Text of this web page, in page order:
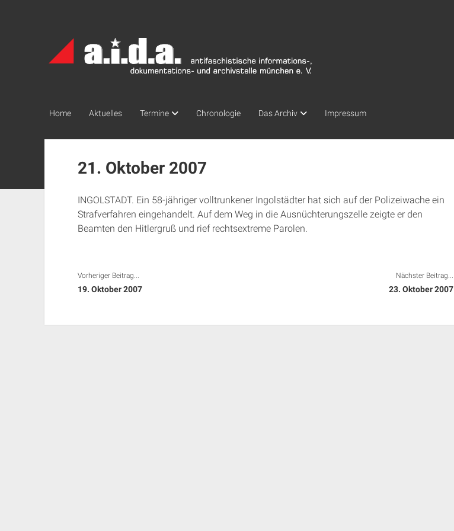
Archiv
München
Home Aktuelles Termine Chronologie Das Archiv Impressum
21. Oktober 2007
INGOLSTADT. Ein 58-jähriger volltrunkener Ingolstädter hat sich auf der Polizeiwache ein
Strafverfahren eingehandelt. Auf dem Weg in die Ausnüchterungszelle zeigte er den
Beamten den Hitlergruß und rief rechtsextreme Parolen.
Vorheriger Beitrag...
19. Oktober 2007
Nächster Beitrag...
23. Oktober 2007